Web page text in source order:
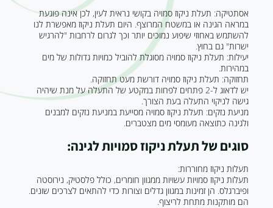
אסתטיקה: תעלת ניקוז סמויה בקושי נראית לעין, לכן אינה פוגעת
במראה הגינה או במשטח המרוצף. היום תעלת ניקוז מאפשרת לנו
להשתמש באחוזי שיפוע נמוכים יותר וכך לגרום לרחבות "להרגיש
ישרות" גם בחוץ.
יעילות: תעלת ניקוז סמויה מסוגלת להוביל כמויות גדולות של מים
במהירות.
תחזוקה: תעלת ניקוז סמויה דורשת מעט תחזוקה.
יש לדאוג ל-2 פתחים לפחות במקטע של התעלה על מנת שיהיה
גישה לניקוי התעלה בעת הצורך.
מניעת נזקים: תעלת ניקוז סמויה מסייעת במניעת נזקים למבנים
ולגינה כתוצאה מעומסי מים מצטברים.
סוגים של תעלת ניקוז סמויות לגינה:
תעלות ניקוז מחוררות:
תעלות ניקוז סמויות עשויות ממגוון חומרים, כולל פלסטיק, נירוסטה
ופיברגלס. הן זמינות במגוון גדלים וצורות כדי להתאים לצרכים שונים.
הם מותקנות מתחת לריצוף.